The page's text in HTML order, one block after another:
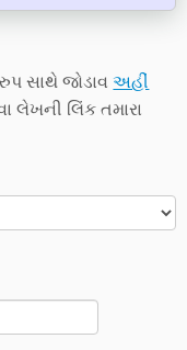
સાથે જોડાવઅહીં
લેખની લિંક તમારા